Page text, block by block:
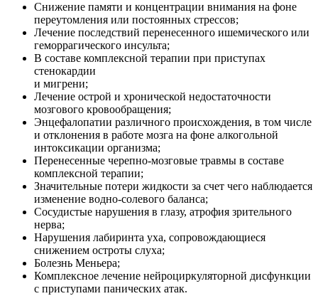
Снижение памяти и концентрации внимания на фоне
переутомления или постоянных стрессов;
Лечение последствий перенесенного ишемического или
геморрагического инсульта;
В составе комплексной терапии при приступах
стенокардии
и мигрени;
Лечение острой и хронической недостаточности
мозгового кровообращения;
Энцефалопатии различного происхождения, в том числе
и отклонения в работе мозга на фоне алкогольной
интоксикации организма;
Перенесенные черепно-мозговые травмы в составе
комплексной терапии;
Значительные потери жидкости за счет чего наблюдается
изменение водно-солевого баланса;
Сосудистые нарушения в глазу, атрофия зрительного
нерва;
Нарушения лабиринта уха, сопровождающиеся
снижением остроты слуха;
Болезнь Меньера;
Комплексное лечение нейроциркуляторной дисфункции
с приступами панических атак.